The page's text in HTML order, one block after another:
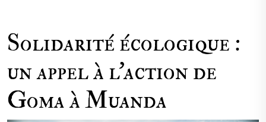
Solidarité écologique :
un appel à l’action de
Goma à Muanda